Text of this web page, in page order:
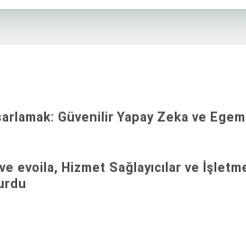
Güvenilir Yapay Zeka ve
evoila, Hizmet Sağlayıcılar ve